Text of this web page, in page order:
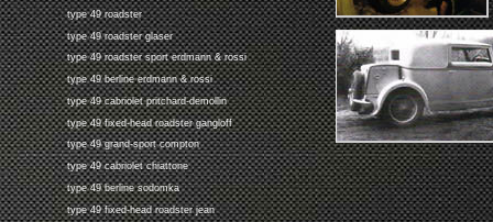
type 49 roadster
type 49 roadster glaser
type 49 roadster sport erdmann & rossi
type 49 berline erdmann & rossi
type 49 cabriolet pritchard-demollin
type 49 fixed-head roadster gangloff
type 49 grand-sport compton
type 49 cabriolet chiattone
type 49 berline sodomka
type 49 fixed-head roadster jean